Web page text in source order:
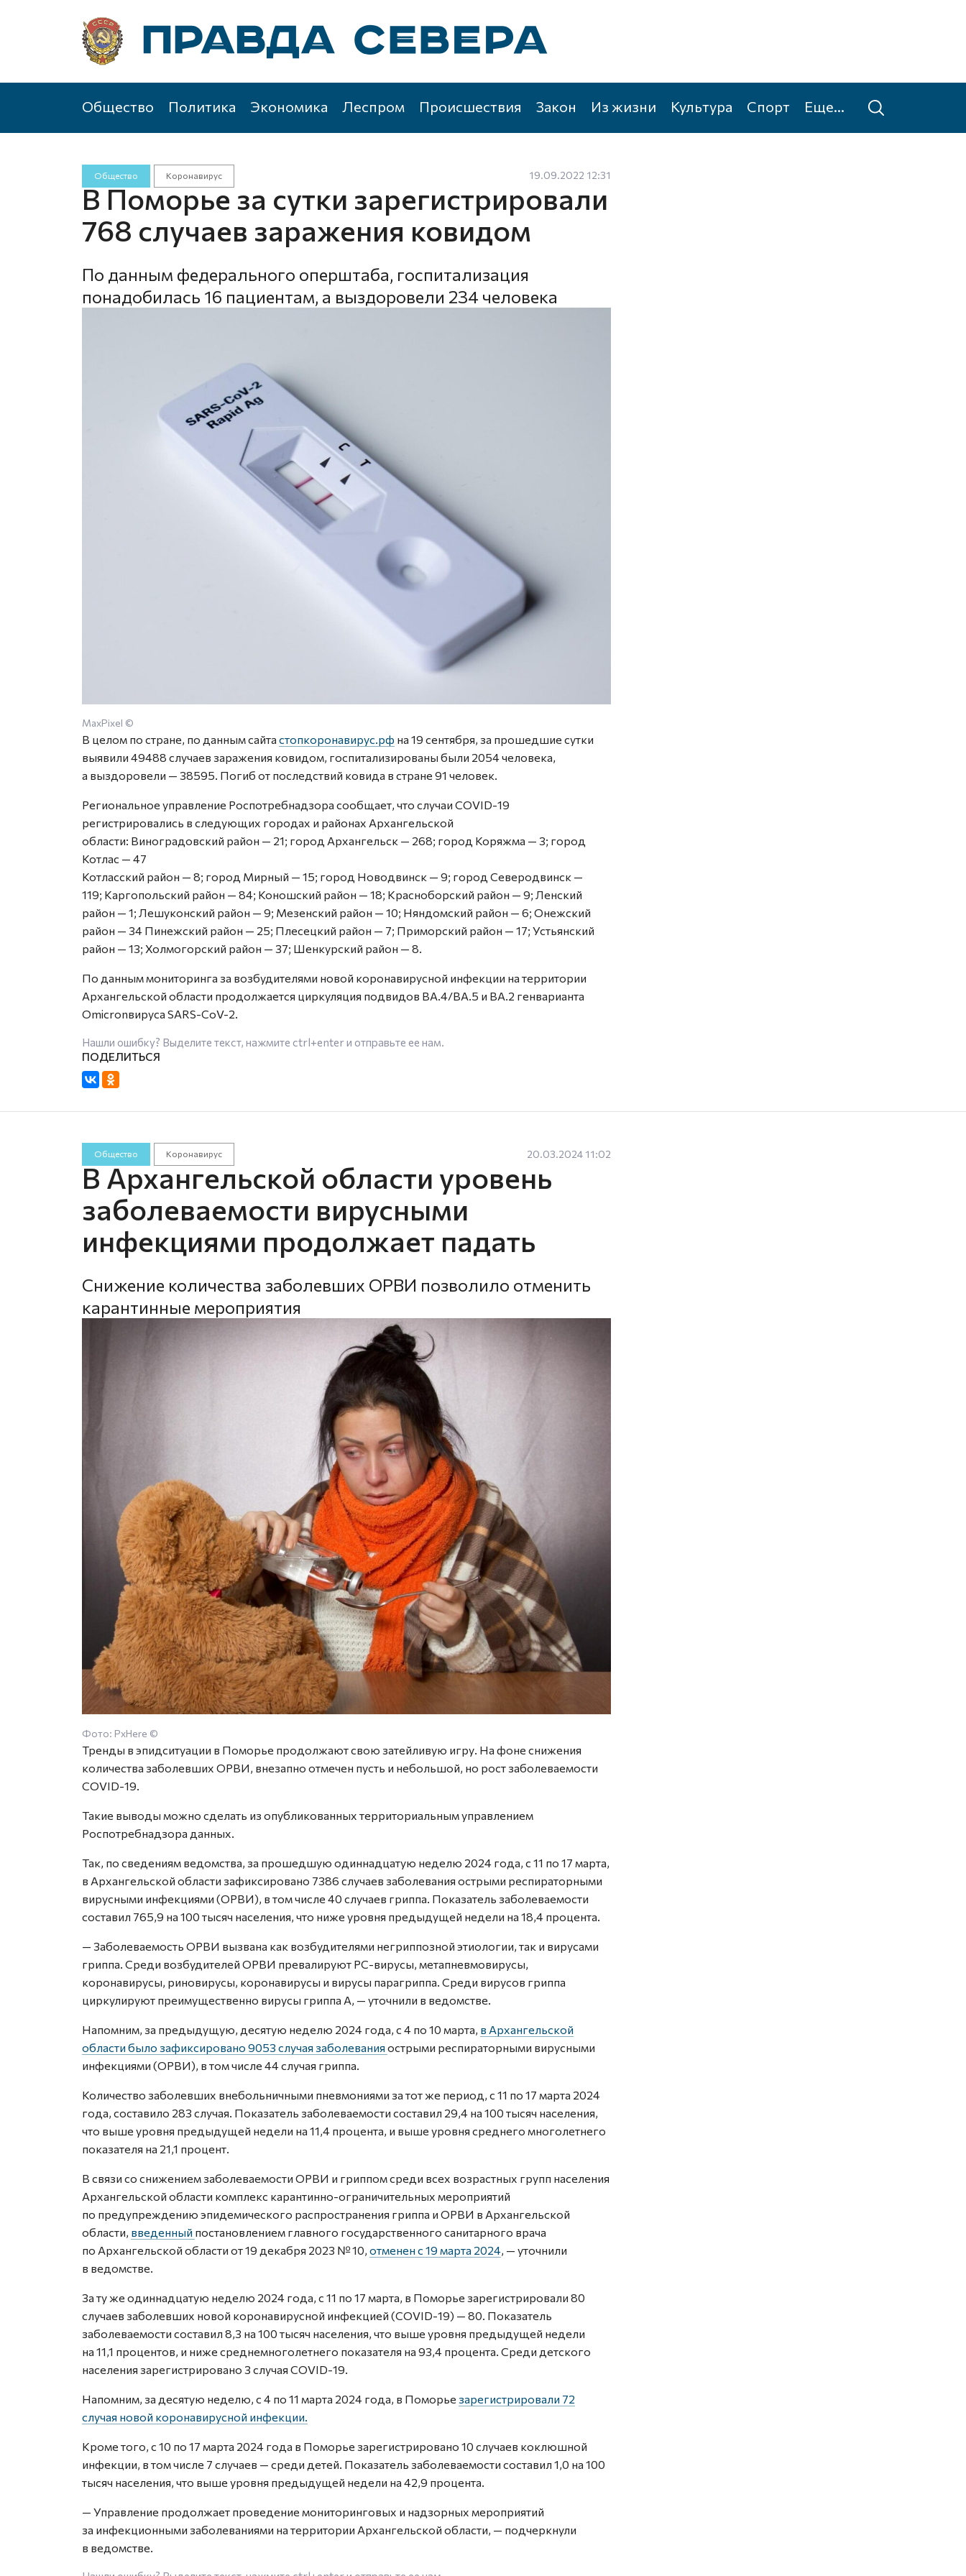
Общество Политика Экономика Леспром Происшествия Закон Из жизни Культура Спорт Еще...
Общество Коронавирус 19.09.2022 12:31
В Поморье за сутки зарегистрировали
768 случаев заражения ковидом
По данным федерального оперштаба, госпитализация
понадобилась 16 пациентам, а выздоровели 234 человека
MaxPixel ©
В целом по стране, по данным сайта стопкоронавирус.рф на 19 сентября, за прошедшие сутки
выявили 49488 случаев заражения ковидом, госпитализированы были 2054 человека,
а выздоровели — 38595. Погиб от последствий ковида в стране 91 человек.
Региональное управление Роспотребнадзора сообщает, что случаи COVID-19
регистрировались в следующих городах и районах Архангельской
области: Виноградовский район — 21; город Архангельск — 268; город Коряжма — 3; город
Котлас — 47
Котласский район — 8; город Мирный — 15; город Новодвинск — 9; город Северодвинск —
119; Каргопольский район — 84; Коношский район — 18; Красноборский район — 9; Ленский
район — 1; Лешуконский район — 9; Мезенский район — 10; Няндомский район — 6; Онежский
район — 34 Пинежский район — 25; Плесецкий район — 7; Приморский район — 17; Устьянский
район — 13; Холмогорский район — 37; Шенкурский район — 8.
По данным мониторинга за возбудителями новой коронавирусной инфекции на территории
Архангельской области продолжается циркуляция подвидов BА.4/BA.5 и BА.2 генварианта
Omicronвируса SARS-CoV-2.
Нашли ошибку? Выделите текст, нажмите ctrl+enterи отправьте ее нам.
Общество Коронавирус 20.03.2024 11:02
В Архангельской области уровень
заболеваемости вирусными
инфекциями продолжает падать
Снижение количества заболевших ОРВИ позволило отменить
карантинные мероприятия
Фото: PxHere ©
Тренды в эпидситуации в Поморье продолжают свою затейливую игру. На фоне снижения
количества заболевших ОРВИ, внезапно отмечен пусть и небольшой, но рост заболеваемости
COVID-19.
Такие выводы можно сделать из опубликованных территориальным управлением
Роспотребнадзора данных.
Так, по сведениям ведомства, за прошедшую одиннадцатую неделю 2024 года, с 11 по 17 марта,
в Архангельской области зафиксировано 7386 случаев заболевания острыми респираторными
вирусными инфекциями (ОРВИ), в том числе 40 случаев гриппа. Показатель заболеваемости
составил 765,9 на 100 тысяч населения, что ниже уровня предыдущей недели на 18,4 процента.
— Заболеваемость ОРВИ вызвана как возбудителями негриппозной этиологии, так и вирусами
гриппа. Среди возбудителей ОРВИ превалируют РС-вирусы, метапневмовирусы,
коронавирусы, риновирусы, коронавирусы и вирусы парагриппа. Среди вирусов гриппа
циркулируют преимущественно вирусы гриппа А, — уточнили в ведомстве.
Напомним, за предыдущую, десятую неделю 2024 года, с 4 по 10 марта, в Архангельской
области было зафиксировано 9053 случая заболевания острыми респираторными вирусными
инфекциями (ОРВИ), в том числе 44 случая гриппа.
Количество заболевших внебольничными пневмониями за тот же период, с 11 по 17 марта 2024
года, составило 283 случая. Показатель заболеваемости составил 29,4 на 100 тысяч населения,
что выше уровня предыдущей недели на 11,4 процента, и выше уровня среднего многолетнего
показателя на 21,1 процент.
В связи со снижением заболеваемости ОРВИ и гриппом среди всех возрастных групп населения
Архангельской области комплекс карантинно-ограничительных мероприятий
по предупреждению эпидемического распространения гриппа и ОРВИ в Архангельской
области, введенный постановлением главного государственного санитарного врача
по Архангельской области от 19 декабря 2023 № 10, отменен с 19 марта 2024, — уточнили
в ведомстве.
За ту же одиннадцатую неделю 2024 года, с 11 по 17 марта, в Поморье зарегистрировали 80
случаев заболевших новой коронавирусной инфекцией (COVID-19) — 80. Показатель
заболеваемости составил 8,3 на 100 тысяч населения, что выше уровня предыдущей недели
на 11,1 процентов, и ниже среднемноголетнего показателя на 93,4 процента. Среди детского
населения зарегистрировано 3 случая COVID-19.
Напомним, за десятую неделю, с 4 по 11 марта 2024 года, в Поморье зарегистрировали 72
случая новой коронавирусной инфекции.
Кроме того, с 10 по 17 марта 2024 года в Поморье зарегистрировано 10 случаев коклюшной
инфекции, в том числе 7 случаев — среди детей. Показатель заболеваемости составил 1,0 на 100
тысяч населения, что выше уровня предыдущей недели на 42,9 процента.
— Управление продолжает проведение мониторинговых и надзорных мероприятий
за инфекционными заболеваниями на территории Архангельской области, — подчеркнули
в ведомстве.